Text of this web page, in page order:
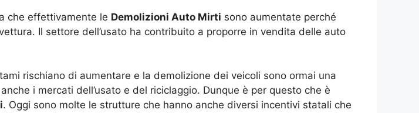
che effettivamente le Demolizioni Auto Mirti sono aumentate perché
Il settore dell’usato ha contribuito a proporre in vendita delle auto
rischiano di aumentare e la demolizione dei veicoli sono ormai una
i mercati dell’usato e del riciclaggio. Dunque è per questo che è
. Oggi sono molte le strutture che hanno anche diversi incentivi statali che